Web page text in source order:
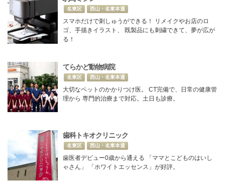
名東区 西山・名東本通
スマホだけで刺しゅうができる！ リメイクやお店のロ
ゴ、手描きイラスト、 既製品にも刺繍できて、夢が広が
る！
てらかど動物病院
名東区 西山・名東本通
大切なペットのかかりつけ医。 CT完備で、日常の健康管
理から 専門的治療まで対応。土日も診療。
歯科トキオクリニック
名東区 西山・名東本通
歯医者デビュー0歳から通える 「ママとこどものはいし
ゃさん」 「ホワイトエッセンス」が好評。